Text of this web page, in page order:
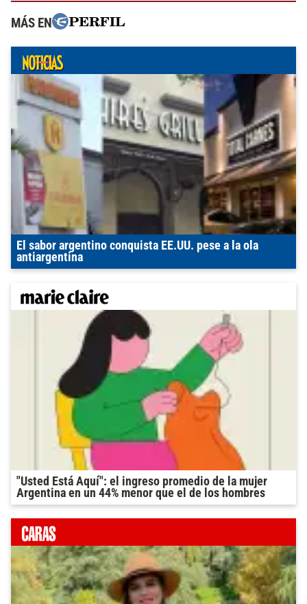
MÁS EN
El sabor argentino conquista EE.UU. pese a la ola
antiargentina
"Usted Está Aquí": el ingreso promedio de la mujer
Argentina en un 44% menor que el de los hombres